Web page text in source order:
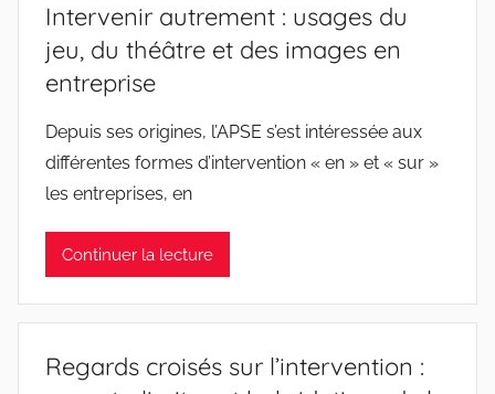
Intervenir autrement : usages du
jeu, du théâtre et des images en
entreprise
Depuis ses origines, l’APSE s’est intéressée aux
différentes formes d’intervention « en » et « sur »
les entreprises, en
Continuer la lecture
Regards croisés sur l’intervention :